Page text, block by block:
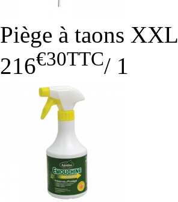
Piège à taons XXL
216€30TTC/ 1